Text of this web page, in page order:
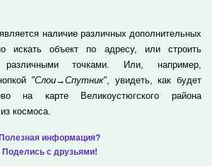
наличие различных дополнительных
искать объект по адресу, или строить
точками. Или, например,
"Слои→Спутник", увидеть, как будет
на карте Великоустюгского района
космоса.
информация?
Поделись с друзьями!